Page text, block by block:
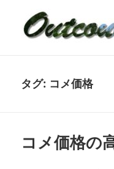
タグ: コメ価格
コメ価格の